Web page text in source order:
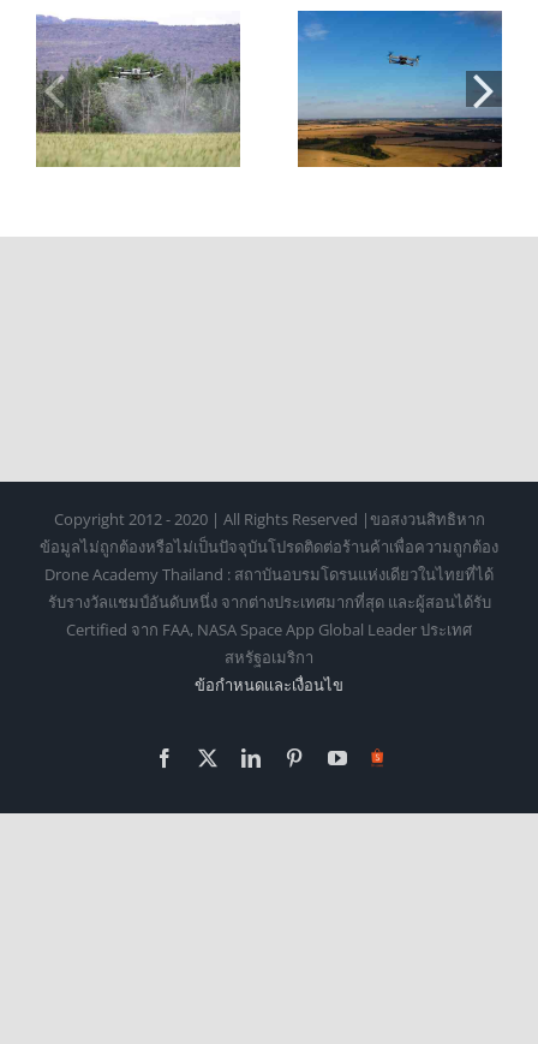
สอบใบอนุญาตบิน
โดรน 2026: ขั้น
ตอน ค่าใช้จ่าย
โดรนเพื่อ
การเกษตร: 7 ข้อดี
และประโยชน์ที่
ช่วยลดต้นทุนและ
Copyright 2012 - 2020 | All Rights Reserved |ขอสงวนสิทธิหาก
ข้อมูลไม่ถูกต้องหรือไม่เป็นปัจจุบันโปรดติดต่อร้านค้าเพื่อความถูกต้อง
Drone Academy Thailand : สถาบันอบรมโดรนแห่งเดียวในไทยที่ได้
รับรางวัลแชมป์อันดับหนึ่ง จากต่างประเทศมากที่สุด และผู้สอนได้รับ
Certified จาก FAA, NASA Space App Global Leader ประเทศ
สหรัฐอเมริกา
ข้อกำหนดเเละเงื่อนไข